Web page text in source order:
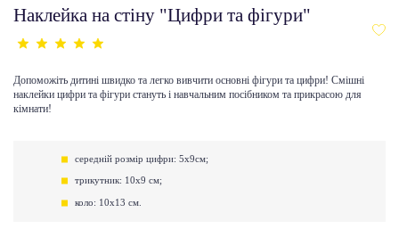
Наклейка на стіну "Цифри та фігури"
Допоможіть дитині швидко та легко вивчити основні фігури та цифри! Смішні
наклейки цифри та фігури стануть і навчальним посібником та прикрасою для
кімнати!
середній розмір цифри: 5x9см;
трикутник: 10х9 см;
коло: 10x13 см.